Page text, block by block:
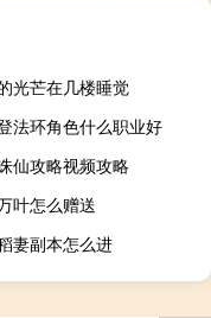
光芒在几楼睡觉
法环角色什么职业好
仙攻略视频攻略
叶怎么赠送
妻副本怎么进